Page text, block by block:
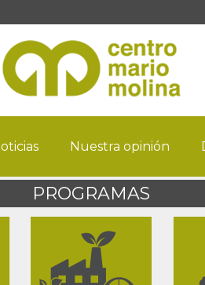
Nuestra opinión
PROGRAMAS